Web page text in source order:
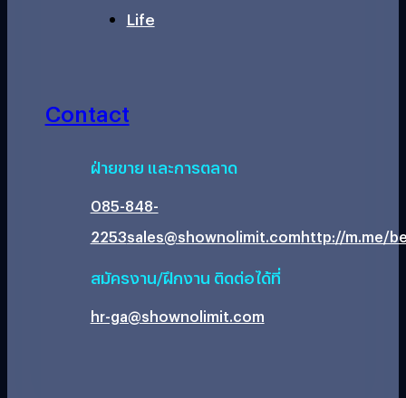
Life
Contact
ฝ่ายขาย และการตลาด
085-848-
2253sales@shownolimit.comhttp://m.me/
สมัครงาน/ฝึกงาน ติดต่อได้ที่
hr-ga@shownolimit.com